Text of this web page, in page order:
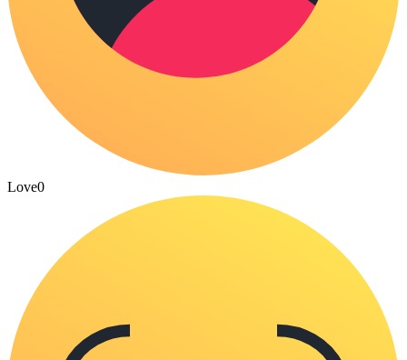
Love0